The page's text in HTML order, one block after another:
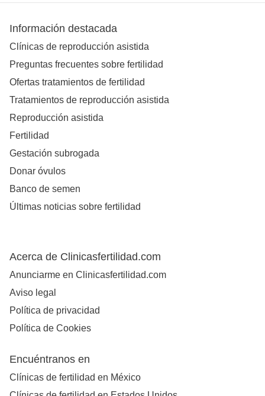
Información destacada
Clínicas de reproducción asistida
Preguntas frecuentes sobre fertilidad
Ofertas tratamientos de fertilidad
Tratamientos de reproducción asistida
Reproducción asistida
Fertilidad
Gestación subrogada
Donar óvulos
Banco de semen
Últimas noticias sobre fertilidad
Acerca de Clinicasfertilidad.com
Anunciarme en Clinicasfertilidad.com
Aviso legal
Política de privacidad
Política de Cookies
Encuéntranos en
Clínicas de fertilidad en México